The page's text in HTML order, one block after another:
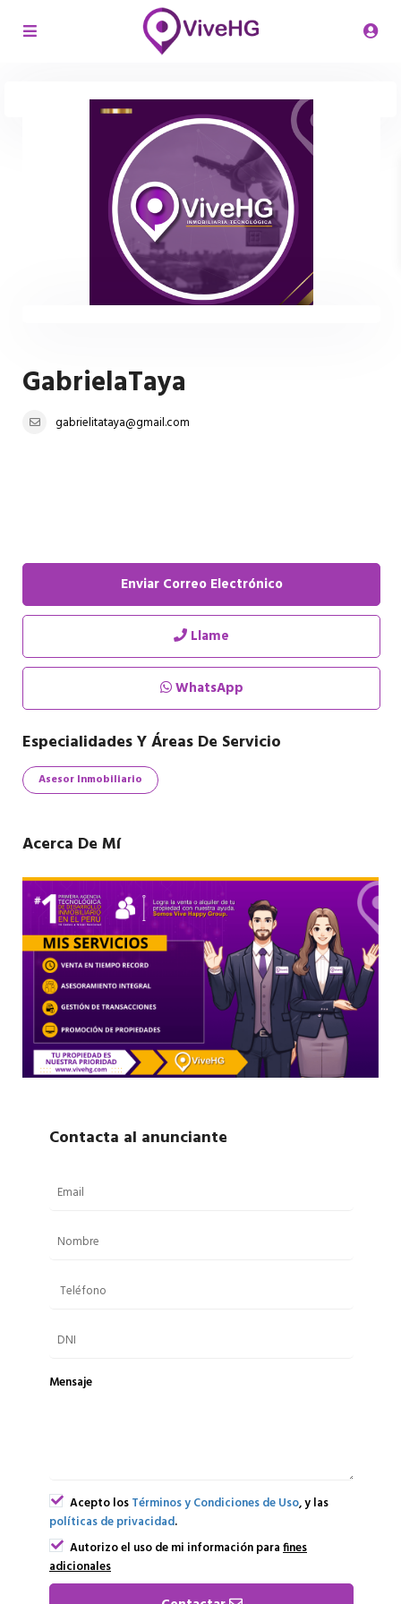
GabrielaTaya
gabrielitataya@gmail.com
Enviar Correo Electrónico
Llame
WhatsApp
Especialidades Y Áreas De Servicio
Asesor Inmobiliario
Acerca De Mí
Contacta al anunciante
Mensaje
Acepto losTérminos y Condiciones de Uso, y las
políticas de privacidad.
Autorizo el uso de mi información parafines
adicionales